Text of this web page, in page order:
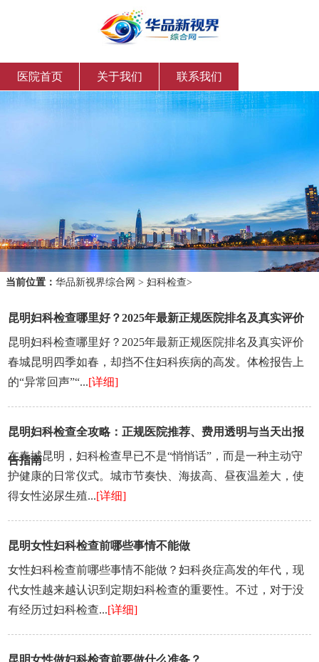
医院首页 关于我们 联系我们
当前位置： 华品新视界综合网 > 妇科检查>
昆明妇科检查哪里好？2025年最新正规医院排名及真实评价
昆明妇科检查哪里好？2025年最新正规医院排名及真实评价
春城昆明四季如春，却挡不住妇科疾病的高发。体检报告上
的“异常回声”“...[详细]
昆明妇科检查全攻略：正规医院推荐、费用透明与当天出报
告指南
在春城昆明，妇科检查早已不是“悄悄话”，而是一种主动守
护健康的日常仪式。城市节奏快、海拔高、昼夜温差大，使
得女性泌尿生殖...[详细]
昆明女性妇科检查前哪些事情不能做
女性妇科检查前哪些事情不能做？妇科炎症高发的年代，现
代女性越来越认识到定期妇科检查的重要性。不过，对于没
有经历过妇科检查...[详细]
昆明女性做妇科检查前要做什么准备？